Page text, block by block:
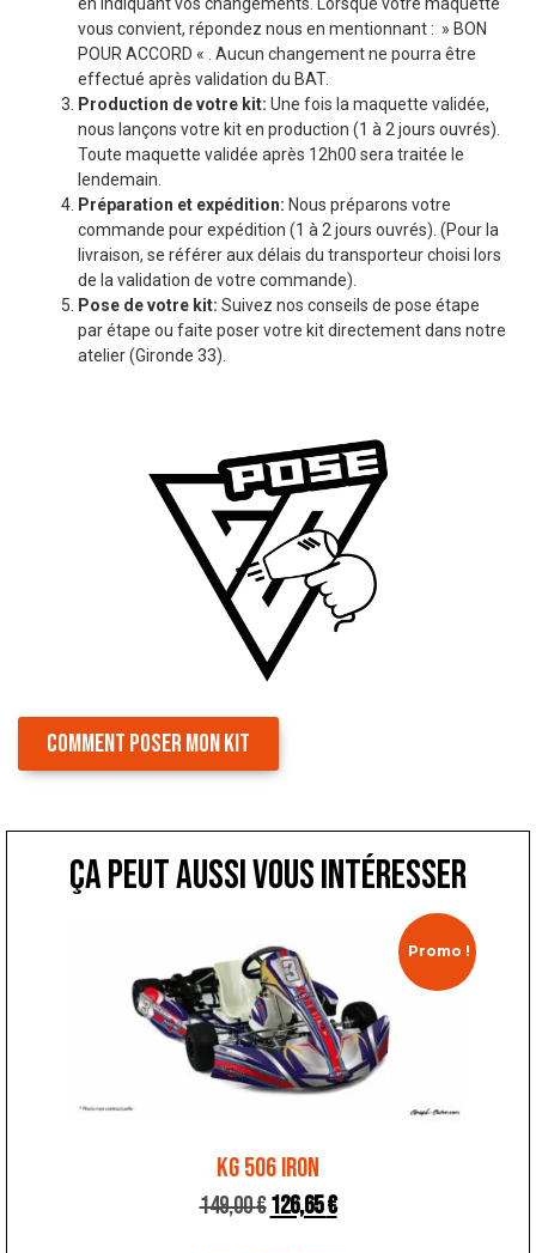
vous convient, répondez nous en mentionnant : » BON
POUR ACCORD « . Aucun changement ne pourra être
effectué après validation du BAT.
Production de votre kit: Une fois la maquette validée,
nous lançons votre kit en production (1 à 2 jours ouvrés).
Toute maquette validée après 12h00 sera traitée le
lendemain.
Préparation et expédition: Nous préparons votre
commande pour expédition (1 à 2 jours ouvrés). (Pour la
livraison, se référer aux délais du transporteur choisi lors
de la validation de votre commande).
Pose de votre kit: Suivez nos conseils de pose étape
par étape ou faite poser votre kit directement dans notre
atelier (Gironde 33).
COMMENT POSER MON KIT
ça peut aussi vous intéresser
Promo !
KG 506 IRON
149,00€126,65€